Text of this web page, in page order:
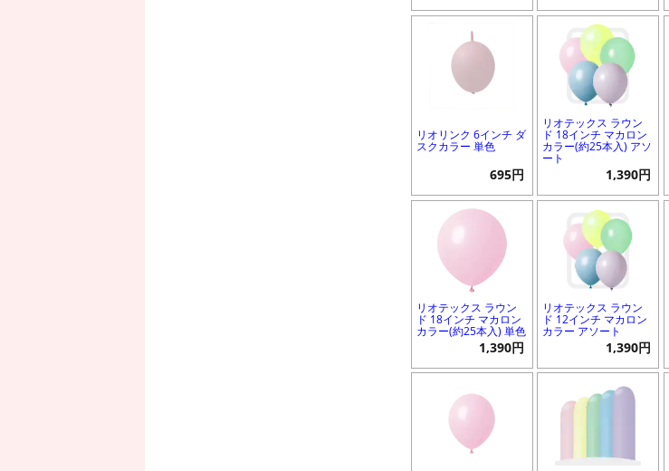
リオリンク 6インチ ダ
スクカラー 単色
695円
リオテックス ラウン
ド 18インチ マカロン
カラー(約25本入) アソ
ート
1,390円
リオテックス ラウン
ド 18インチ マカロン
カラー(約25本入) 単色
1,390円
リオテックス ラウン
ド 12インチ マカロン
カラー アソート
1,390円